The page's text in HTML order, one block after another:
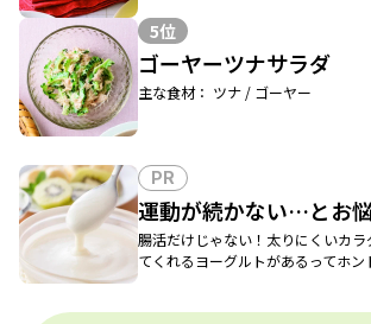
5位
ゴーヤーツナサラダ
主な食材： ツナ / ゴーヤー
PR
運動が続かない…とお
腸活だけじゃない！太りにくいカ
てくれるヨーグルトがあるってホン